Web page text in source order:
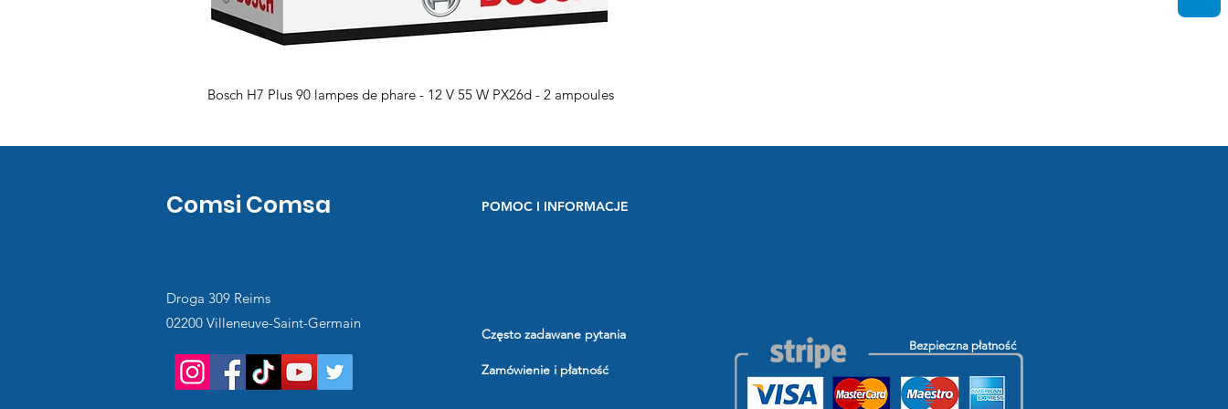
Bosch H7 Plus 90 lampes de phare - 12 V 55 W PX26d - 2 ampoules
Comsi Comsa POMOC I INFORMACJE
Droga 309 Reims
02200 Villeneuve-Saint-Germain
Często zadawane pytania
Zamówienie i płatność
Bezpieczna płatność